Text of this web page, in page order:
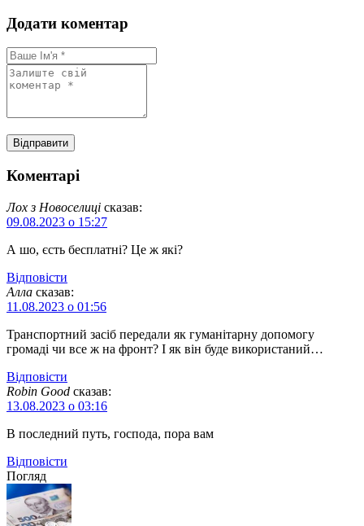
Додати коментар
Коментарі
Лох з Новоселиці сказав:
09.08.2023 о 15:27
А шо, єсть бесплатні? Це ж які?
Відповіcти
Алла сказав:
11.08.2023 о 01:56
Транспортний засіб передали як гуманітарну допомогу
громаді чи все ж на фронт? І як він буде використаний…
Відповіcти
Robin Good сказав:
13.08.2023 о 03:16
В последний путь, господа, пора вам
Відповіcти
Погляд